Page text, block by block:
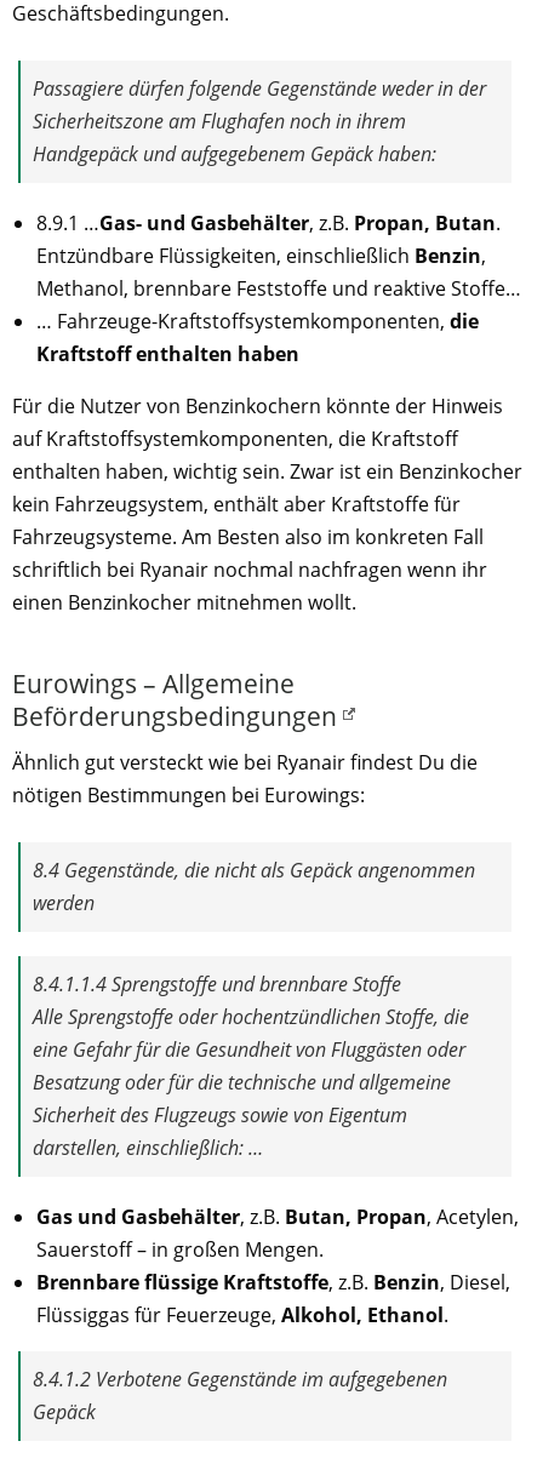
Geschäftsbedingungen.
Passagiere dürfen folgende Gegenstände weder in der
Sicherheitszone am Flughafen noch in ihrem
Handgepäck und aufgegebenem Gepäck haben:
8.9.1 …Gas- und Gasbehälter, z.B. Propan, Butan.
Entzündbare Flüssigkeiten, einschließlich Benzin,
Methanol, brennbare Feststoffe und reaktive Stoffe…
… Fahrzeuge-Kraftstoffsystemkomponenten, die
Kraftstoff enthalten haben
Für die Nutzer von Benzinkochern könnte der Hinweis
auf Kraftstoffsystemkomponenten, die Kraftstoff
enthalten haben, wichtig sein. Zwar ist ein Benzinkocher
kein Fahrzeugsystem, enthält aber Kraftstoffe für
Fahrzeugsysteme. Am Besten also im konkreten Fall
schriftlich bei Ryanair nochmal nachfragen wenn ihr
einen Benzinkocher mitnehmen wollt.
Eurowings – Allgemeine
Beförderungsbedingungen
Ähnlich gut versteckt wie bei Ryanair findest Du die
nötigen Bestimmungen bei Eurowings:
8.4 Gegenstände, die nicht als Gepäck angenommen
werden
8.4.1.1.4 Sprengstoffe und brennbare Stoffe
Alle Sprengstoffe oder hochentzündlichen Stoffe, die
eine Gefahr für die Gesundheit von Fluggästen oder
Besatzung oder für die technische und allgemeine
Sicherheit des Flugzeugs sowie von Eigentum
darstellen, einschließlich: …
Gas und Gasbehälter, z.B. Butan, Propan, Acetylen,
Sauerstoff – in großen Mengen.
Brennbare flüssige Kraftstoffe, z.B. Benzin, Diesel,
Flüssiggas für Feuerzeuge, Alkohol, Ethanol.
8.4.1.2 Verbotene Gegenstände im aufgegebenen
Gepäck